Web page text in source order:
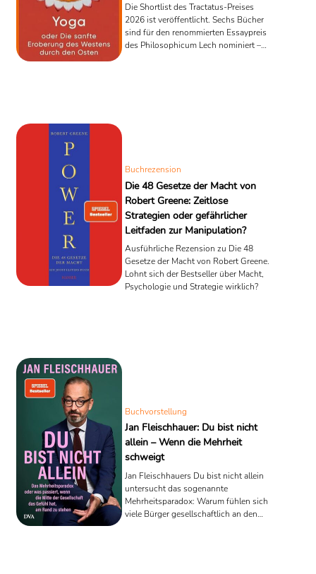
Die Shortlist des Tractatus-Preises
2026 ist veröffentlicht. Sechs Bücher
sind für den renommierten Essaypreis
des Philosophicum Lech nominiert –
Buchrezension
Die 48 Gesetze der Macht von
Robert Greene: Zeitlose
Strategien oder gefährlicher
Leitfaden zur Manipulation?
Ausführliche Rezension zu Die 48
Gesetze der Macht von Robert Greene.
Lohnt sich der Bestseller über Macht,
Psychologie und Strategie wirklich?
Buchvorstellung
Jan Fleischhauer: Du bist nicht
allein – Wenn die Mehrheit
schweigt
Jan Fleischhauers Du bist nicht allein
untersucht das sogenannte
Mehrheitsparadox: Warum fühlen sich
viele Bürger gesellschaftlich an den